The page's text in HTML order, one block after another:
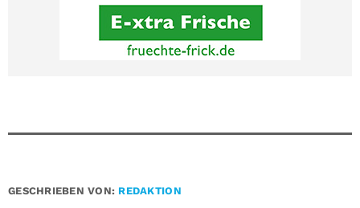
GESCHRIEBEN VON: REDAKTION